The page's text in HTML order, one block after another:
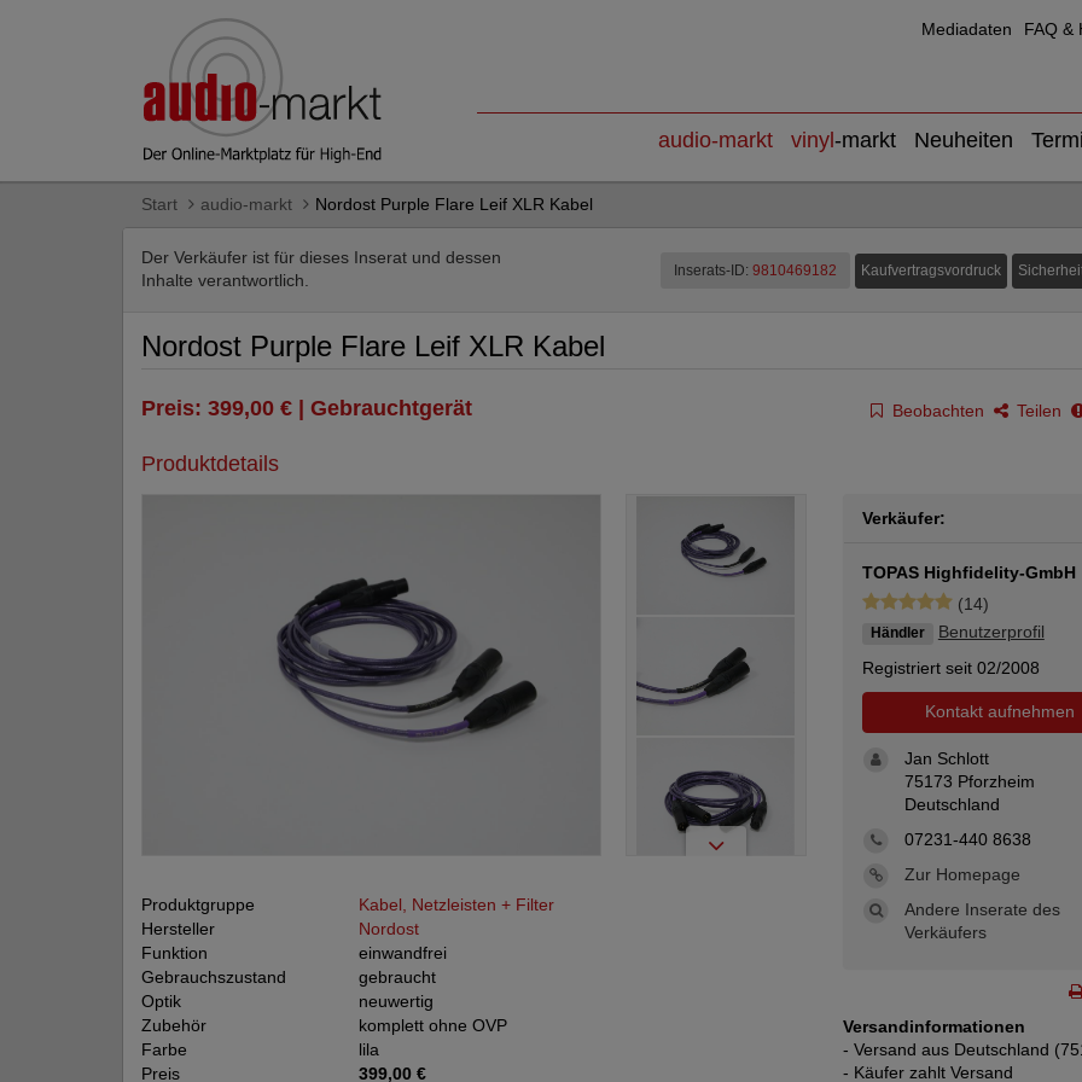
Mediadaten FAQ &
audio-markt vinyl -markt Neuheiten
Start audio-markt Nordost Purple Flare Leif XLR Kabel
Der Verkäufer ist für dieses Inserat und dessen
Inhalte verantwortlich.
Inserats-ID: 9810469182 Kaufvertragsvordruck
Nordost Purple Flare Leif XLR Kabel
Preis: 399,00 € | Gebrauchtgerät Beobachten Teilen
Produktdetails
Produktgruppe
Kabel, Netzleisten + Filter
Hersteller
Nordost
Funktion
einwandfrei
Gebrauchszustand
gebraucht
Optik
neuwertig
Zubehör
komplett ohne OVP
Farbe
lila
Preis
399,00 €
Verkäufer:
TOPAS Highfidelity-GmbH
(14)
Händler
Benutzerprofil
Registriert seit 02/2008
Kontakt aufnehmen
Jan Schlott
75173 Pforzheim
Deutschland
07231-440 8638
Zur Homepage
Andere Inserate des
Verkäufers
Versandinformationen
- Versand aus Deutschland
- Käufer zahlt Versand